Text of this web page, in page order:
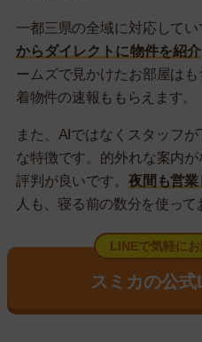
一都三県の全域に対応してい
からダイレクトに物件を紹介
ームズで見かけたお部屋は
着物件の速報ももらえます。
また、AIではなくスタッフ
な特徴です。的外れな案内
評判が良いです。 夜間も営業
人も、寝る前の数分を使っ
LINEで気軽にお
スミカの公